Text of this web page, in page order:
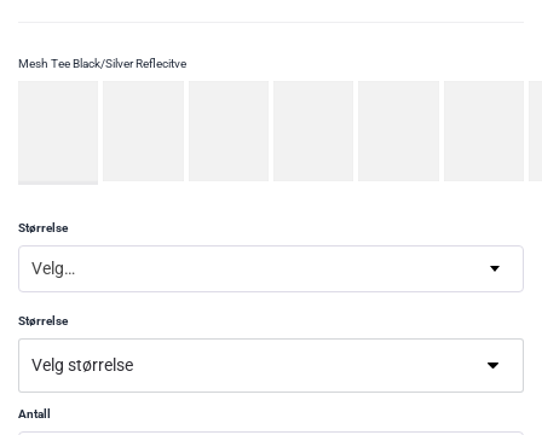
Mesh Tee Black/Silver Reflecitve
Størrelse
Velg…
Størrelse
Antall